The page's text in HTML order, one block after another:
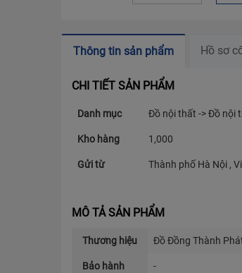
Thông tin sản phẩm Hồ sơ
CHI TIẾT SẢN PHẨM
Danh mục Đồ nội thất -> Đồ nội
Kho hàng 1,000
Gửi từ Thành phố Hà Nội ,
MÔ TẢ SẢN PHẨM
Thương hiệu Đồ Đồng Thành
Bảo hành -